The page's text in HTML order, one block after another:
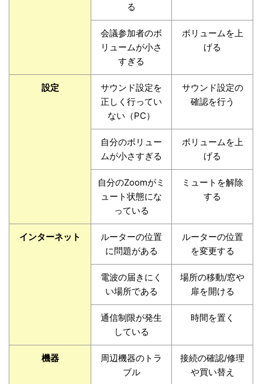
る
会議参加者のボ
リュームが小さ
すぎる
ボリュームを上
げる
設定
サウンド設定を
正しく行ってい
ない（PC）
サウンド設定の
確認を行う
自分のボリュー
ムが小さすぎる
ボリュームを上
げる
自分のZoomがミ
ュート状態にな
っている
ミュートを解除
する
インターネット
ルーターの位置
に問題がある
ルーターの位置
を変更する
電波の届きにく
い場所である
場所の移動/窓や
扉を開ける
通信制限が発生
している
時間を置く
機器
周辺機器のトラ
ブル
接続の確認/修理
や買い替え